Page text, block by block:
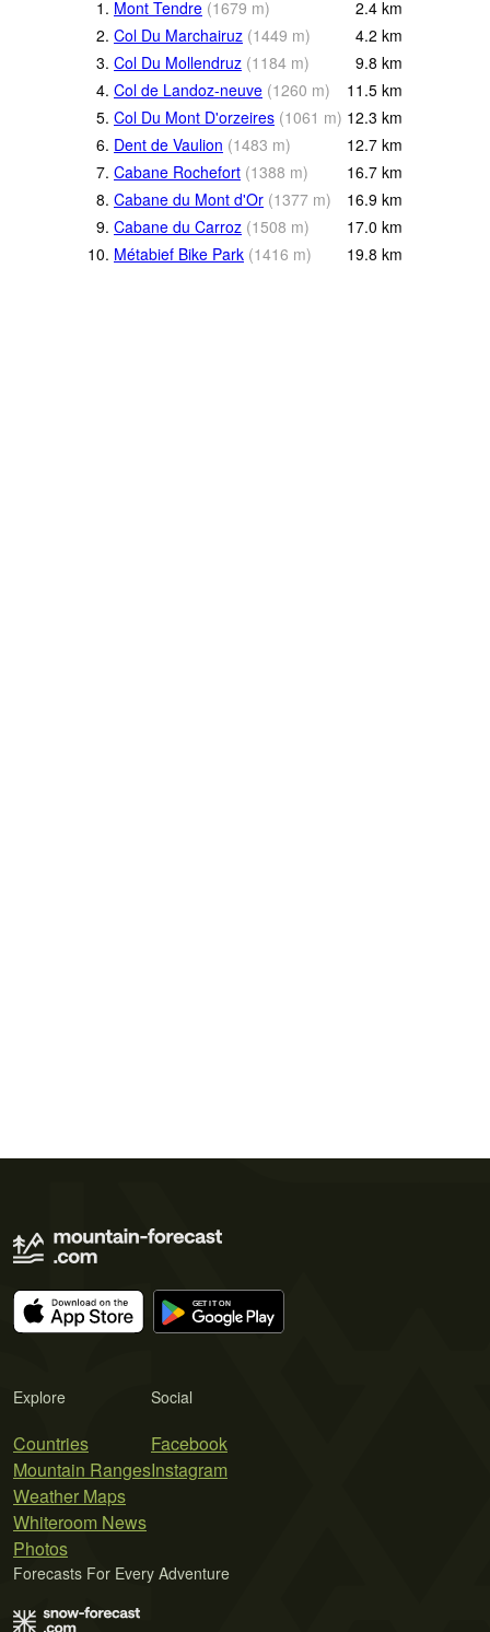
1. Mont Tendre (1679 m) 2.4 km
2. Col Du Marchairuz (1449 m) 4.2 km
3. Col Du Mollendruz (1184 m) 9.8 km
4. Col de Landoz-neuve (1260 m) 11.5 km
5. Col Du Mont D'orzeires (1061 m) 12.3 km
6. Dent de Vaulion (1483 m) 12.7 km
7. Cabane Rochefort (1388 m) 16.7 km
8. Cabane du Mont d'Or (1377 m) 16.9 km
9. Cabane du Carroz (1508 m) 17.0 km
10. Métabief Bike Park (1416 m) 19.8 km
Explore
Countries
Mountain Ranges
Weather Maps
Whiteroom News
Photos
Social
Facebook
Instagram
Forecasts For Every Adventure